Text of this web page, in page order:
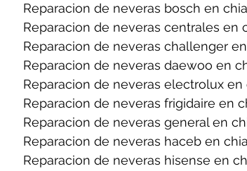
Reparacion de neveras bosch en
Reparacion de neveras centrales en
Reparacion de neveras challenger
Reparacion de neveras daewoo en
Reparacion de neveras electrolux en
Reparacion de neveras frigidaire en
Reparacion de neveras general en
Reparacion de neveras haceb en
Reparacion de neveras hisense en